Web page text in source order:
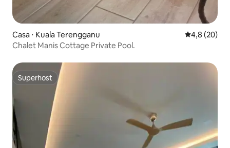
Casa ⋅ Kuala Terengganu 4,8 de uma
4,8 (20)
Chalet Manis Cottage Private Pool.
Superhost
Superhost